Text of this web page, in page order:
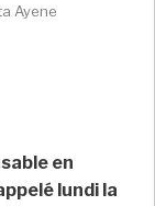
Ayene
en
lundi la